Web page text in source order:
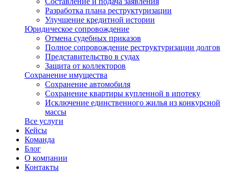
Разработка плана реструктуризации
Улучшение кредитной истории
Юридическое сопровождение
Отмена судебных приказов
Полное сопровождение реструктуризации долгов
Представительство в судах
Защита от коллекторов
Сохранение имущества
Сохранение автомобиля
Сохранение квартиры купленной в ипотеку
Исключение единственного жилья из конкурсной
массы
Все услуги
Кейсы
Команда
Блог
О компании
Контакты